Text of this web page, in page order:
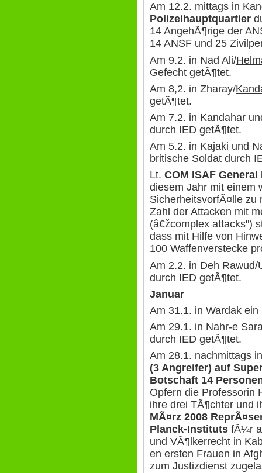
Am 12.2. mittags in
Polizeihauptquartier
14 AngehÃ¶rige der
14 ANSF und 25
Am 9.2. in Nad Ali/
Gefecht getÃ¶tet.
Am 8,2. in Zharay/
getÃ¶tet.
Am 7.2. in Kandahar
durch IED getÃ¶tet.
Am 5.2. in Kajaki und
britische Soldat durch
Lt. COM ISAF
diesem Jahr mit einem
SicherheitsvorfÃ¤lle zu
Zahl der Attacken mit
(â€žcomplex attacks")
dass mit Hilfe von
100 Waffenverstecke
Am 2.2. in Deh Rawud/
durch IED getÃ¶tet.
Januar
Am 31.1. in Wardak ein
Am 29.1. in Nahr-e
durch IED getÃ¶tet.
Am 28.1. nachmittags
(3 Angreifer) auf
Botschaft 14
Opfern die Professorin
ihre drei TÃ¶chter und
MÃ¤rz 2008
Planck-Instituts fÃ¼r
und VÃ¶lkerrecht in
en ersten Frauen in
zum Justizdienst